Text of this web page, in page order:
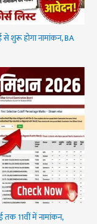
शुरू होगा नामांकन, BA
11वीं में नामांकन,